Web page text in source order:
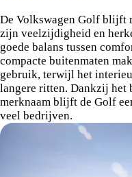
De Volkswagen Golf blijft
zijn veelzijdigheid en
goede balans tussen
compacte buitenmaten
gebruik, terwijl het
langere ritten. Dankzij het
merknaam blijft de Golf
veel bedrijven.